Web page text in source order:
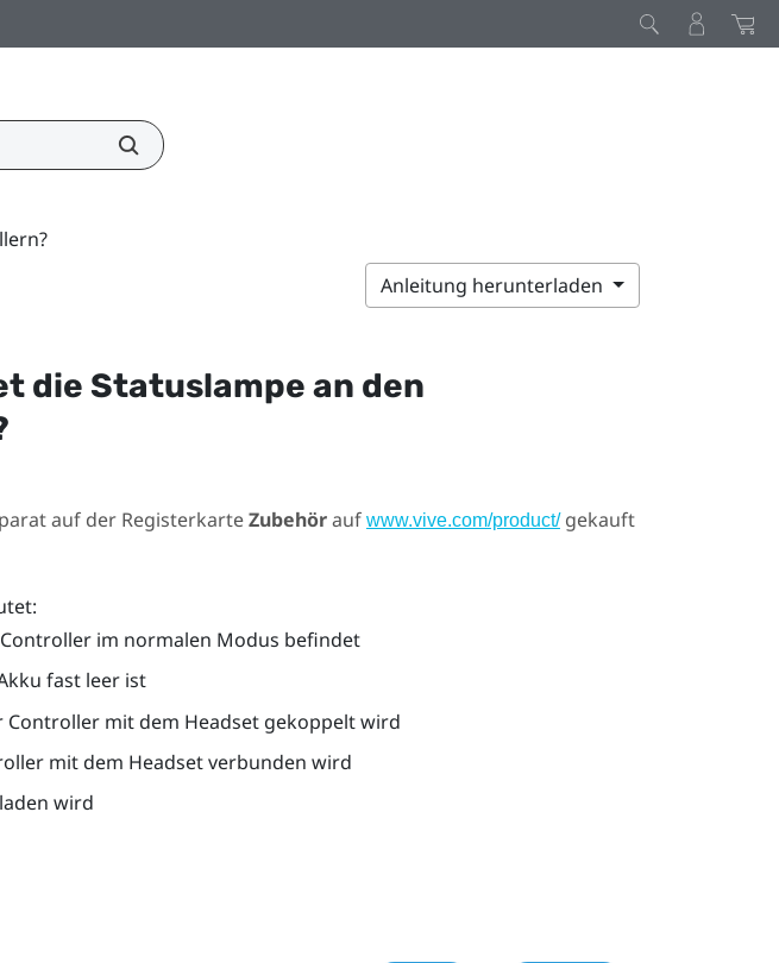
Anleitung herunterladen
die Statuslampe an den
auf der RegisterkarteZubehörauf www.vive.com/product/gekauft
im normalen Modus befindet
fast leer ist
Controller mit dem Headset gekoppelt wird
mit dem Headset verbunden wird
wird